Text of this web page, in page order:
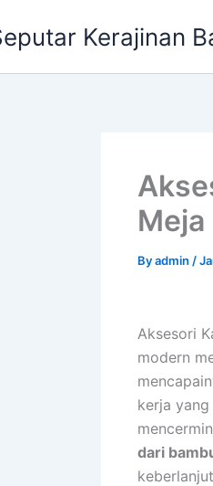
Kerajinan
Meja
Byadmin /
Aksesori
modern
kerja
dari